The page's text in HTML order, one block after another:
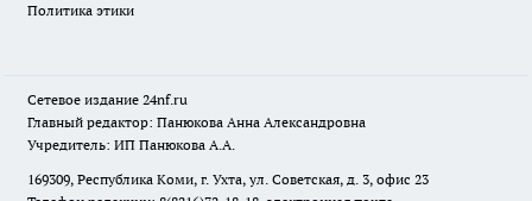
Политика этики
Сетевое издание 24nf.ru
Главный редактор: Панюкова Анна Александровна
Учредитель: ИП Панюкова А.А.
169309, Республика Коми, г. Ухта, ул. Советская, д. 3, офис 23